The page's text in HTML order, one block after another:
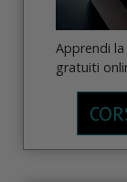
Apprendi
gratuiti